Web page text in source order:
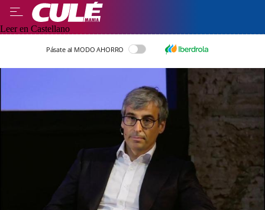
Leer en Castellano
Pásate al MODO AHORRO